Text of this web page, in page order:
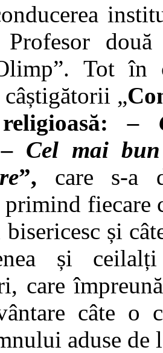
Tot în
„
–
Cel mai
”, care s-a
primind fiecare
și
și
care
câte
aduse de